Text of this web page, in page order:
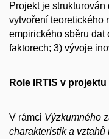
Projekt je
vytvoření teoretického
empirického sběru dat
faktorech; 3) vývoje
Role IRTIS v
V rámci Výzkumného
charakteristik a